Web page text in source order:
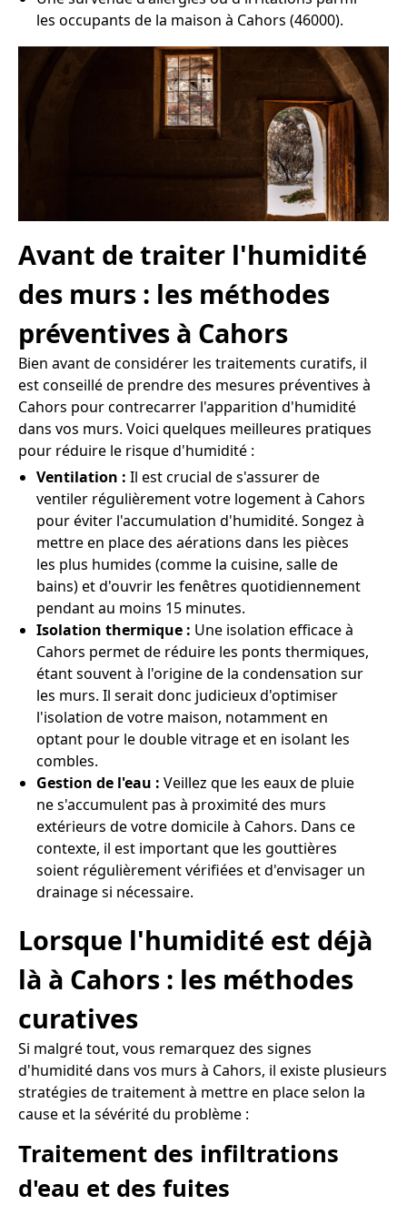
les occupants de la maison à Cahors (46000).
Avant de traiter l'humidité
des murs : les méthodes
préventives à Cahors
Bien avant de considérer les traitements curatifs, il
est conseillé de prendre des mesures préventives à
Cahors pour contrecarrer l'apparition d'humidité
dans vos murs. Voici quelques meilleures pratiques
pour réduire le risque d'humidité :
Ventilation : Il est crucial de s'assurer de
ventiler régulièrement votre logement à Cahors
pour éviter l'accumulation d'humidité. Songez à
mettre en place des aérations dans les pièces
les plus humides (comme la cuisine, salle de
bains) et d'ouvrir les fenêtres quotidiennement
pendant au moins 15 minutes.
Isolation thermique : Une isolation efficace à
Cahors permet de réduire les ponts thermiques,
étant souvent à l'origine de la condensation sur
les murs. Il serait donc judicieux d'optimiser
l'isolation de votre maison, notamment en
optant pour le double vitrage et en isolant les
combles.
Gestion de l'eau : Veillez que les eaux de pluie
ne s'accumulent pas à proximité des murs
extérieurs de votre domicile à Cahors. Dans ce
contexte, il est important que les gouttières
soient régulièrement vérifiées et d'envisager un
drainage si nécessaire.
Lorsque l'humidité est déjà
là à Cahors : les méthodes
curatives
Si malgré tout, vous remarquez des signes
d'humidité dans vos murs à Cahors, il existe plusieurs
stratégies de traitement à mettre en place selon la
cause et la sévérité du problème :
Traitement des infiltrations
d'eau et des fuites